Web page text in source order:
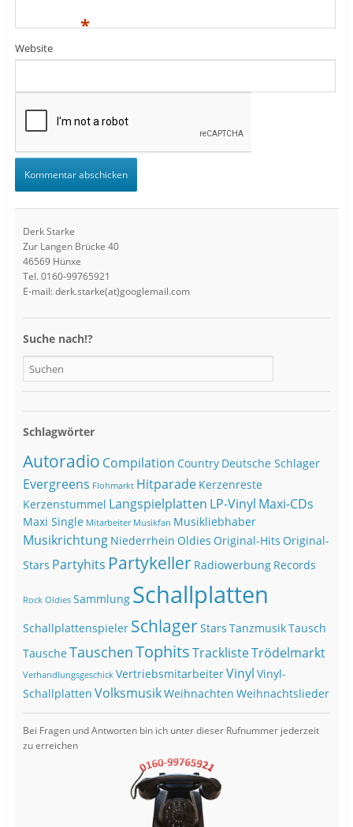
*
Website
Derk Starke
Zur Langen Brücke 40
46569 Hünxe
Tel. 0160-99765921
E-mail: derk.starke(at)googlemail.com
Suche nach!?
Schlagwörter
Autoradio Compilation Country Deutsche Schlager
Evergreens Flohmarkt Hitparade Kerzenreste
Kerzenstummel Langspielplatten LP-Vinyl Maxi-CDs
Maxi Single Mitarbeiter Musikfan Musikliebhaber
Musikrichtung Niederrhein Oldies Original-Hits Original-
Stars Partyhits Partykeller Radiowerbung Records
Rock Oldies Sammlung Schallplatten
Schallplattenspieler SchlagerStars TanzmusikTausch
TauscheTauschenTophitsTracklisteTrödelmarkt
Verhandlungsgeschick VertriebsmitarbeiterVinyl Vinyl-
Schallplatten VolksmusikWeihnachten Weihnachtslieder
Bei Fragen und Antworten bin ich unter dieser Rufnummer jederzeit
zu erreichen